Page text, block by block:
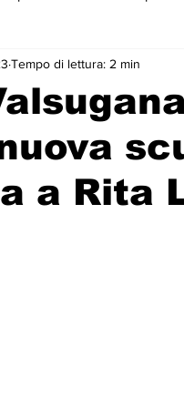
piano
a Rita
Tempo di lettura: 2 min